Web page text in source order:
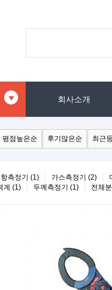
회사소개
평점높은순 후기많은순 최근
측정기 (1) 가스측정기 (2)
계 (1) 두께측정기 (1) 전체